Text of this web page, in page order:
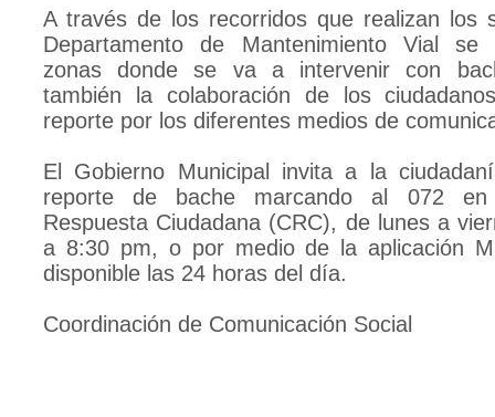
A través de los recorridos que realizan los
Departamento de Mantenimiento Vial se
zonas donde se va a intervenir con
también la colaboración de los
reporte por los diferentes medios de
El Gobierno Municipal invita a la
reporte de bache marcando al 072
Respuesta Ciudadana (CRC), de lunes a
a 8:30 pm, o por medio de la aplicación
disponible las 24 horas del día.
Coordinación de Comunicación Social